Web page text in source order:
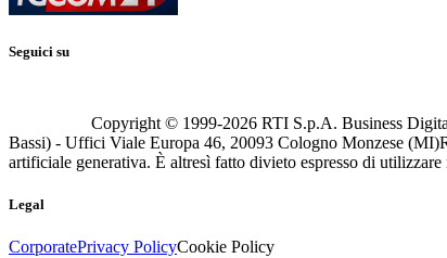
Seguici su
Copyright © 1999-2026 RTI S.p.A. Business
Bassi) - Uffici Viale Europa 46, 20093 Cologno Monzese (MI)
artificiale generativa. È altresì fatto divieto espresso di
Legal
CorporatePrivacy PolicyCookie Policy